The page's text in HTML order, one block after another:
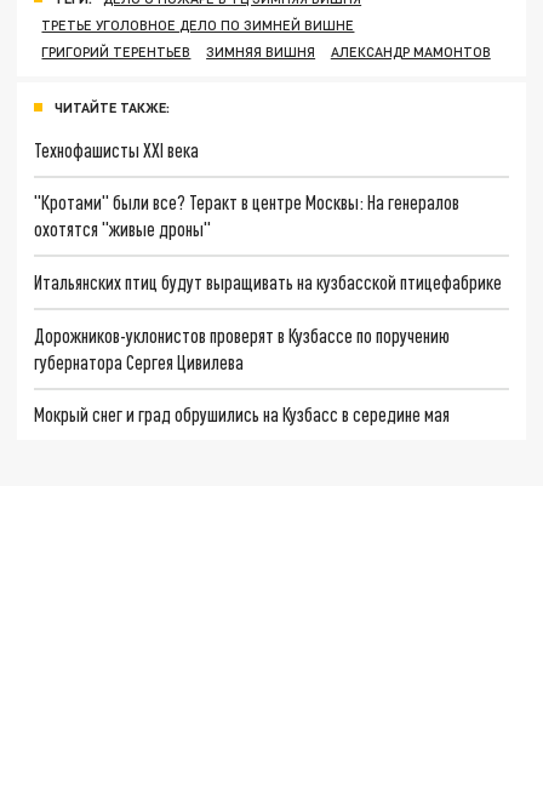
ТРЕТЬЕ УГОЛОВНОЕ ДЕЛО ПО ЗИМНЕЙ ВИШНЕ
ГРИГОРИЙ ТЕРЕНТЬЕВ
ЗИМНЯЯ ВИШНЯ АЛЕКСАНДР МАМОНТОВ
ЧИТАЙТЕ ТАКЖЕ:
Технофашисты XXI века
"Кротами" были все? Теракт в центре Москвы: На генералов
охотятся "живые дроны"
Итальянских птиц будут выращивать на кузбасской птицефабрике
Дорожников-уклонистов проверят в Кузбассе по поручению
губернатора Сергея Цивилева
Мокрый снег и град обрушились на Кузбасс в середине мая